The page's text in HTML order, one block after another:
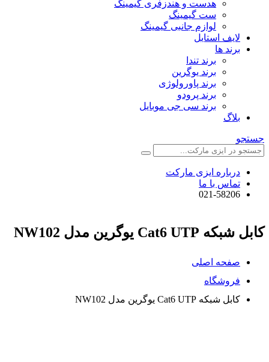
هدست و هندزفری گیمینگ
ست گیمینگ
لوازم جانبی گیمینگ
لایف استایل
برند ها
برند تندا
برند یوگرین
برند پاورولوژی
برند پرودو
برند سی جی موبایل
بلاگ
جستجو
درباره ایزی مارکت
تماس با ما
021-58206
کابل شبکه Cat6 UTP یوگرین مدل NW102
صفحه اصلی
فروشگاه
کابل شبکه Cat6 UTP یوگرین مدل NW102